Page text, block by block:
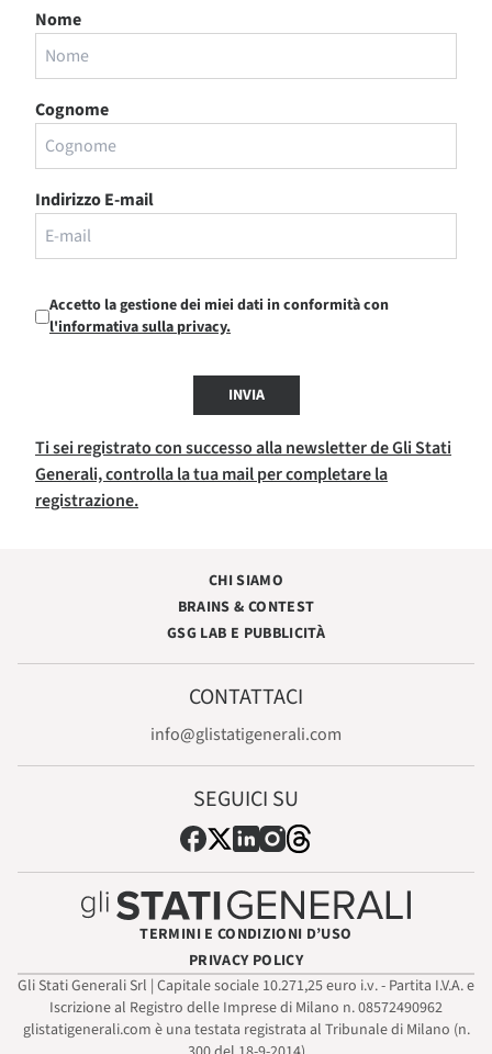
Nome
Cognome
Indirizzo E-mail
Accetto la gestione dei miei dati in conformità con
l'informativa sulla privacy.
INVIA
Ti sei registrato con successo alla newsletter de Gli Stati
Generali, controlla la tua mail per completare la
registrazione.
CHI SIAMO
BRAINS & CONTEST
GSG LAB E PUBBLICITÀ
CONTATTACI
info@glistatigenerali.com
SEGUICI SU
TERMINI E CONDIZIONI D’USO
PRIVACY POLICY
Gli Stati Generali Srl | Capitale sociale 10.271,25 euro i.v. - Partita I.V.A. e
Iscrizione al Registro delle Imprese di Milano n. 08572490962
glistatigenerali.com è una testata registrata al Tribunale di Milano (n.